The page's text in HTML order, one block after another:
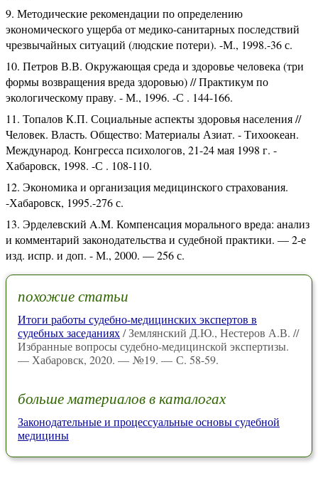
Методические рекомендации по определению
экономического ущерба от медико-санитарных последствий
чрезвычайных ситуаций (людские потери). -М., 1998.-36 с.
Петров В.В. Окружающая среда и здоровье человека (три
формы возвращения вреда здоровью) // Практикум по
экологическому праву. - М., 1996. -С . 144-166.
Топалов К.П. Социальные аспекты здоровья населения //
Человек. Власть. Общество: Материалы Азиат. - Тихоокеан.
Международ. Конгресса психологов, 21-24 мая 1998 г. -
Хабаровск, 1998. -С . 108-110.
Экономика и организация медицинского страхования.
-Хабаровск, 1995.-276 с.
Эрделевский A.M. Компенсация морального вреда: анализ
и комментарий законодательства и судебной практики. — 2-е
изд. испр. и доп. - М., 2000. — 256 с.
похожие статьи
Итоги работы судебно-медицинских экспертов в
судебных заседаниях/ Землянский Д.Ю., Нестеров А.В. //
Избранные вопросы судебно-медицинской экспертизы.
— Хабаровск, 2020. — №19. — С. 58-59.
больше материалов в каталогах
Законодательные и процессуальные основы судебной
медицины